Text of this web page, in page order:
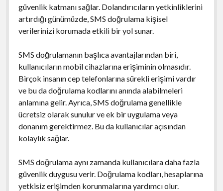
güvenlik katmanı sağlar. Dolandırıcıların yetkinliklerini
artırdığı günümüzde, SMS doğrulama kişisel
verilerinizi korumada etkili bir yol sunar.
SMS doğrulamanın başlıca avantajlarından biri,
kullanıcıların mobil cihazlarına erişiminin olmasıdır.
Birçok insanın cep telefonlarına sürekli erişimi vardır
ve bu da doğrulama kodlarını anında alabilmeleri
anlamına gelir. Ayrıca, SMS doğrulama genellikle
ücretsiz olarak sunulur ve ek bir uygulama veya
donanım gerektirmez. Bu da kullanıcılar açısından
kolaylık sağlar.
SMS doğrulama aynı zamanda kullanıcılara daha fazla
güvenlik duygusu verir. Doğrulama kodları, hesaplarına
yetkisiz erişimden korunmalarına yardımcı olur.